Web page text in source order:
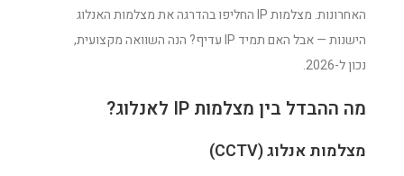
האחרונות. מצלמות IP החליפו בהדרגה את מצלמות האנלוג
הישנות — אבל האם תמיד IP עדיף? הנה השוואה מקצועית,
נכון ל-2026.
מה ההבדל בין מצלמות IP לאנלוג?
מצלמות אנלוג (CCTV)